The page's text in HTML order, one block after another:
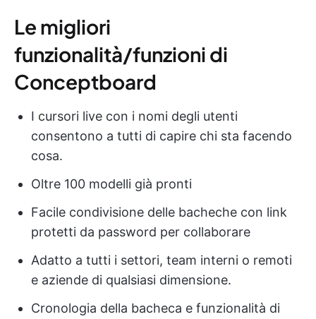
Le migliori
funzionalità/funzioni di
Conceptboard
I cursori live con i nomi degli utenti
consentono a tutti di capire chi sta facendo
cosa.
Oltre 100 modelli già pronti
Facile condivisione delle bacheche con link
protetti da password per collaborare
Adatto a tutti i settori, team interni o remoti
e aziende di qualsiasi dimensione.
Cronologia della bacheca e funzionalità di